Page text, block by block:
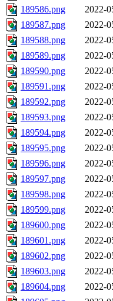
189586.png
2022-
189587.png
2022-
189588.png
2022-
189589.png
2022-
189590.png
2022-
189591.png
2022-
189592.png
2022-
189593.png
2022-
189594.png
2022-
189595.png
2022-
189596.png
2022-
189597.png
2022-
189598.png
2022-
189599.png
2022-
189600.png
2022-
189601.png
2022-
189602.png
2022-
189603.png
2022-
189604.png
2022-